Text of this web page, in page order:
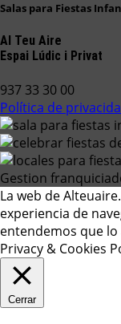
Salas para Fiestas
Al Teu Aire
Espai Lúdic i Privat
937 33 30 00
Política de
Gestion
La web de
experiencia de
entendemos que lo
Privacy & Cookies
Cerrar